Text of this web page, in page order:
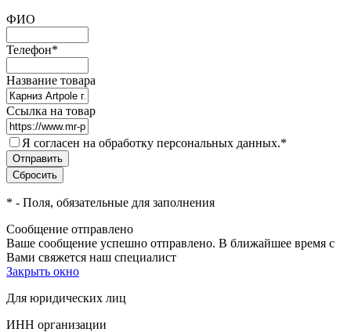
ФИО
Телефон*
Название товара
Ссылка на товар
Я согласен на обработку персональных данных.*
* - Поля, обязательные для заполнения
Сообщение отправлено
Ваше сообщение успешно отправлено. В ближайшее время с
Вами свяжется наш специалист
Закрыть окно
Для юридических лиц
ИНН организации